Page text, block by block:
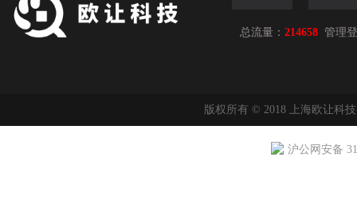
总流量： 214658 管理
版权所有 © 2018 上海欧让科
沪公网安备